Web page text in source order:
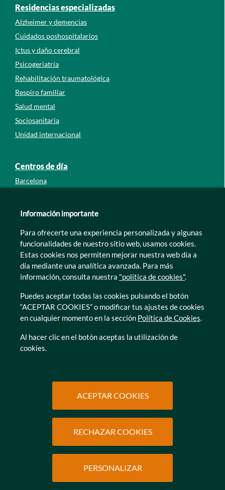
Residencias especializadas
Alzheimer y demencias
Cuidados poshospitalarios
Ictus y daño cerebral
Psicogeriatría
Rehabilitación traumatológica
Respiro familiar
Salud mental
Sociosanitaria
Unidad internacional
Centros de día
Barcelona
León
Murcia
Tarragona
Zamora
© Caser Residencial 2026
SOLICITAR
INFORMACIÓN
Información importante
Para ofrecerte una experiencia personalizada y algunas
funcionalidades de nuestro sitio web, usamos cookies.
Estas cookies nos permiten mejorar nuestra web día a
día mediante una analítica avanzada. Para más
información, consulta nuestra "política de cookies".
Puedes aceptar todas las cookies pulsando el botón
“ACEPTAR COOKIES” o modificar tus ajustes de cookies
en cualquier momento en la sección Política de Cookies.
Al hacer clic en el botón aceptas la utilización de
cookies.
ACEPTAR COOKIES
RECHAZAR COOKIES
PERSONALIZAR